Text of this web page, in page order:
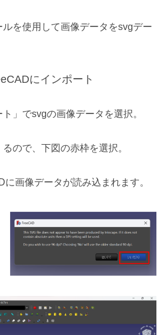
ルを使用して画像データをsvgデー
にインポート
」でsvgの画像データを選択。
ので、下図の赤枠を選択。
画像データが読み込まれます。